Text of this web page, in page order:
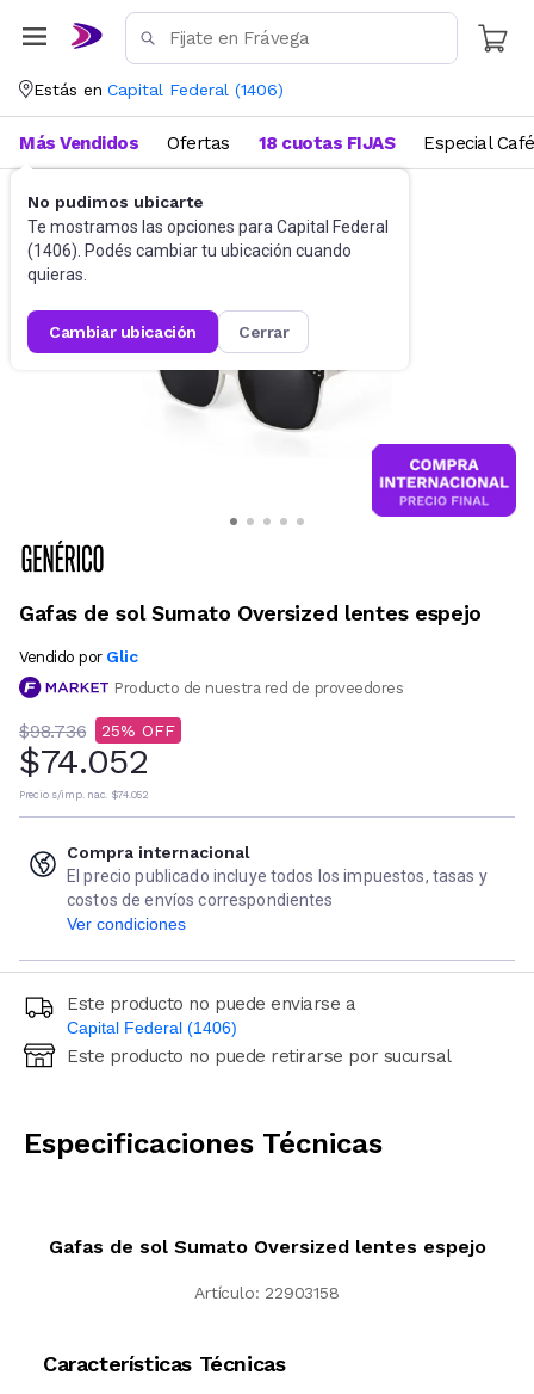
Estás en Capital Federal (1406)
No pudimos ubicarte
Te mostramos las opciones para Capital Federal
(1406). Podés cambiar tu ubicación cuando
quieras.
cambiar ubicación cerrar
Más Vendidos Ofertas 18 cuotas FIJAS Especial Café
Accesorios Anteojos de sol
Gafas de sol Sumato Oversized lentes espejo
Vendido por Glic
Producto de nuestra red de proveedores
$98.736 25
$74.052
Precio s/imp. nac. $74.052
Compra internacional
El precio publicado incluye todos los impuestos, tasas y
costos de envíos correspondientes
Ver condiciones
Este producto no puede enviarse a
Capital Federal (1406)
Ingresá código postal (sólo números)
Este producto no puede retirarse por sucursal
Especificaciones Técnicas
Gafas de sol Sumato Oversized lentes espejo
Artículo: 22903158
Características Técnicas